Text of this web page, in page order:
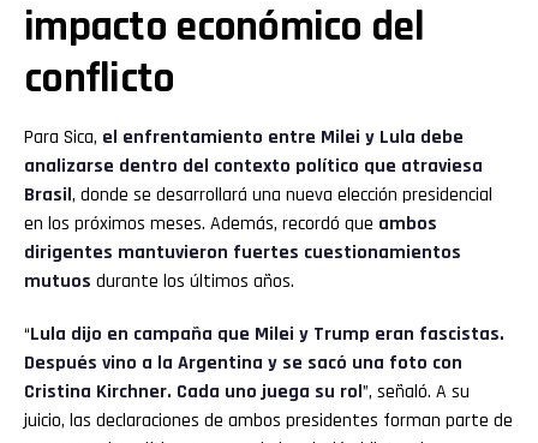
impacto económico del
conflicto
Para Sica, el enfrentamiento entre Milei y Lula debe
analizarse dentro del contexto político que atraviesa
Brasil, donde se desarrollará una nueva elección presidencial
en los próximos meses. Además, recordó que ambos
dirigentes mantuvieron fuertes cuestionamientos
mutuos durante los últimos años.
“Lula dijo en campaña que Milei y Trump eran fascistas.
Después vino a la Argentina y se sacó una foto con
Cristina Kirchner. Cada uno juega su rol”, señaló. A su
juicio, las declaraciones de ambos presidentes forman parte de